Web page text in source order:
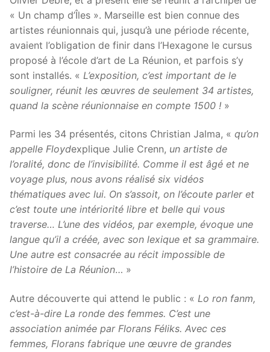
« Un champ d’Îles ». Marseille est bien connue des
artistes réunionnais qui, jusqu’à une période récente,
avaient l’obligation de finir dans l’Hexagone le cursus
proposé à l’école d’art de La Réunion, et parfois s’y
sont installés. « L’exposition, c’est important de le
souligner, réunit les œuvres de seulement 34 artistes,
quand la scène réunionnaise en compte 1500 ! »
Parmi les 34 présentés, citons Christian Jalma, « qu’on
appelle Floydexplique Julie Crenn, un artiste de
l’oralité, donc de l’invisibilité. Comme il est âgé et ne
voyage plus, nous avons réalisé six vidéos
thématiques avec lui. On s’assoit, on l’écoute parler et
c’est toute une intériorité libre et belle qui vous
traverse… L’une des vidéos, par exemple, évoque une
langue qu’il a créée, avec son lexique et sa grammaire.
Une autre est consacrée au récit impossible de
l’histoire de La Réunion… »
Autre découverte qui attend le public : « Lo ron fanm,
c’est-à-dire La ronde des femmes. C’est une
association animée par Florans Féliks. Avec ces
femmes, Florans fabrique une œuvre de grandes